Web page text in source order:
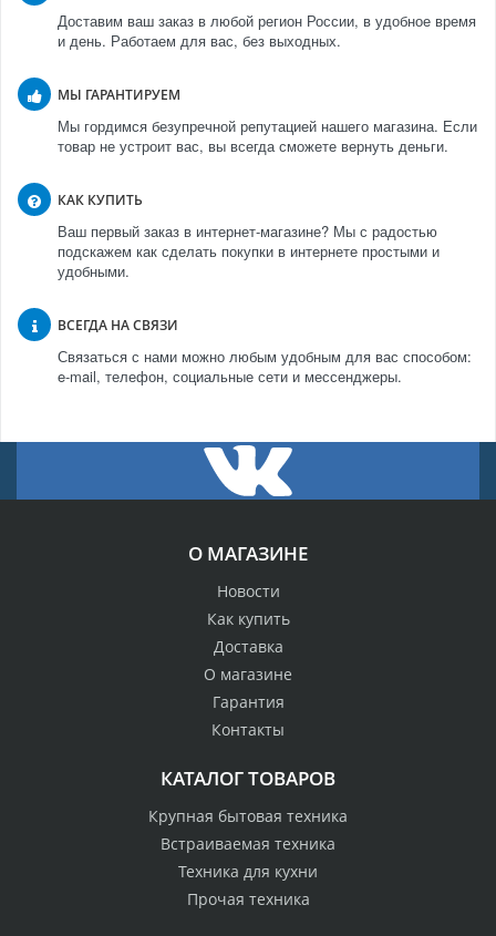
Доставим ваш заказ в любой регион России, в удобное время
и день. Работаем для вас, без выходных.
МЫ ГАРАНТИРУЕМ
Мы гордимся безупречной репутацией нашего магазина. Если
товар не устроит вас, вы всегда сможете вернуть деньги.
КАК КУПИТЬ
Ваш первый заказ в интернет-магазине? Мы с радостью
подскажем как сделать покупки в интернете простыми и
удобными.
ВСЕГДА НА СВЯЗИ
Связаться с нами можно любым удобным для вас способом:
e-mail, телефон, социальные сети и мессенджеры.
О МАГАЗИНЕ
Новости
Как купить
Доставка
О магазине
Гарантия
Контакты
КАТАЛОГ ТОВАРОВ
Крупная бытовая техника
Встраиваемая техника
Техника для кухни
Прочая техника